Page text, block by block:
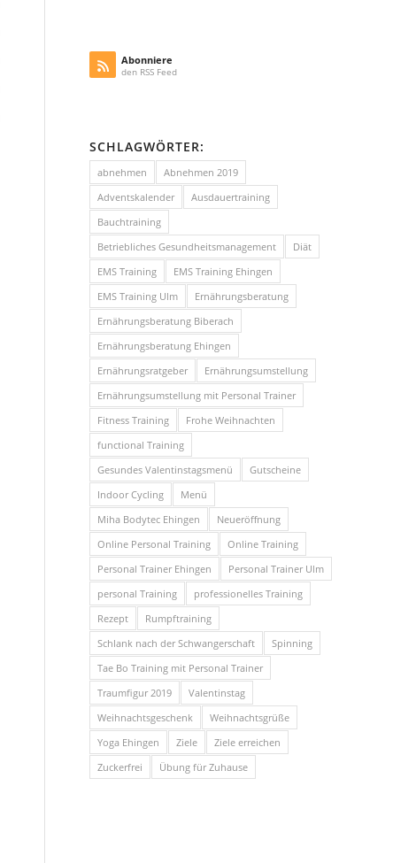
Abonniere
den RSS Feed
SCHLAGWÖRTER:
abnehmen
Abnehmen 2019
Adventskalender
Ausdauertraining
Bauchtraining
Betriebliches Gesundheitsmanagement
Diät
EMS Training
EMS Training Ehingen
EMS Training Ulm
Ernährungsberatung
Ernährungsberatung Biberach
Ernährungsberatung Ehingen
Ernährungsratgeber
Ernährungsumstellung
Ernährungsumstellung mit Personal Trainer
Fitness Training
Frohe Weihnachten
functional Training
Gesundes Valentinstagsmenü
Gutscheine
Indoor Cycling
Menü
Miha Bodytec Ehingen
Neueröffnung
Online Personal Training
Online Training
Personal Trainer Ehingen
Personal Trainer Ulm
personal Training
professionelles Training
Rezept
Rumpftraining
Schlank nach der Schwangerschaft
Spinning
Tae Bo Training mit Personal Trainer
Traumfigur 2019
Valentinstag
Weihnachtsgeschenk
Weihnachtsgrüße
Yoga Ehingen
Ziele
Ziele erreichen
Zuckerfrei
Übung für Zuhause